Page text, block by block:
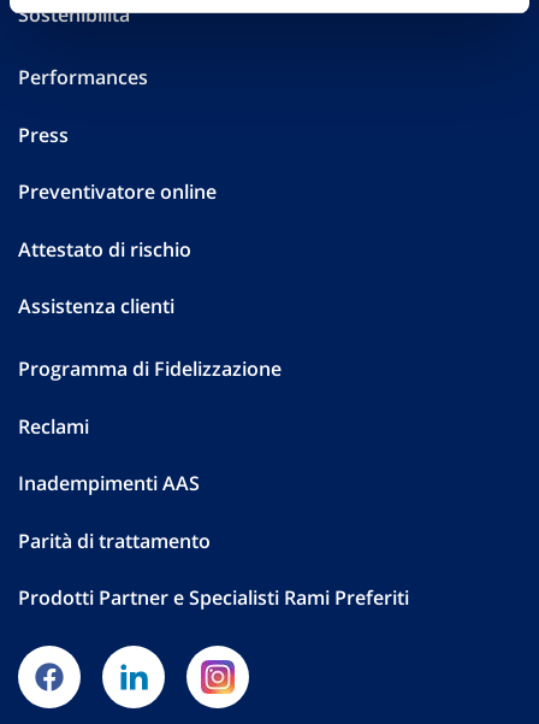
Sostenibilità
Performances
Press
Preventivatore online
Attestato di rischio
Assistenza clienti
Programma di Fidelizzazione
Reclami
Inadempimenti AAS
Parità di trattamento
Prodotti Partner e Specialisti Rami Preferiti